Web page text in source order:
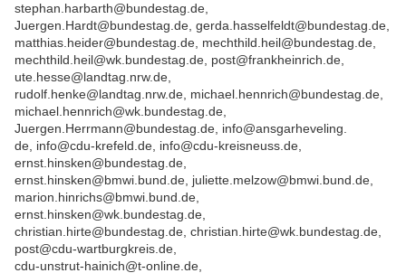
stephan.harbarth@bundestag.de,
Juergen.Hardt@bundestag.de, gerda.hasselfeldt@bundestag.de,
matthias.heider@bundestag.de, mechthild.heil@bundestag.de,
mechthild.heil@wk.bundestag.de, post@frankheinrich.de,
ute.hesse@landtag.nrw.de,
rudolf.henke@landtag.nrw.de, michael.hennrich@bundestag.de,
michael.hennrich@wk.bundestag.de,
Juergen.Herrmann@bundestag.de, info@ansgarheveling.
de, info@cdu-krefeld.de, info@cdu-kreisneuss.de,
ernst.hinsken@bundestag.de,
ernst.hinsken@bmwi.bund.de, juliette.melzow@bmwi.bund.de,
marion.hinrichs@bmwi.bund.de,
ernst.hinsken@wk.bundestag.de,
christian.hirte@bundestag.de, christian.hirte@wk.bundestag.de,
post@cdu-wartburgkreis.de,
cdu-unstrut-hainich@t-online.de,